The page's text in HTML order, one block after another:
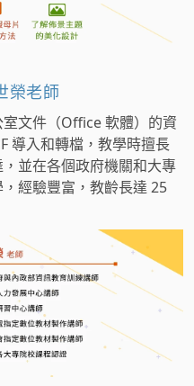
榮老師
文件（Office 軟體）的資
導入和轉檔，教學時擅長
並在各個政府機關和大專
經驗豐富，教齡長達 25